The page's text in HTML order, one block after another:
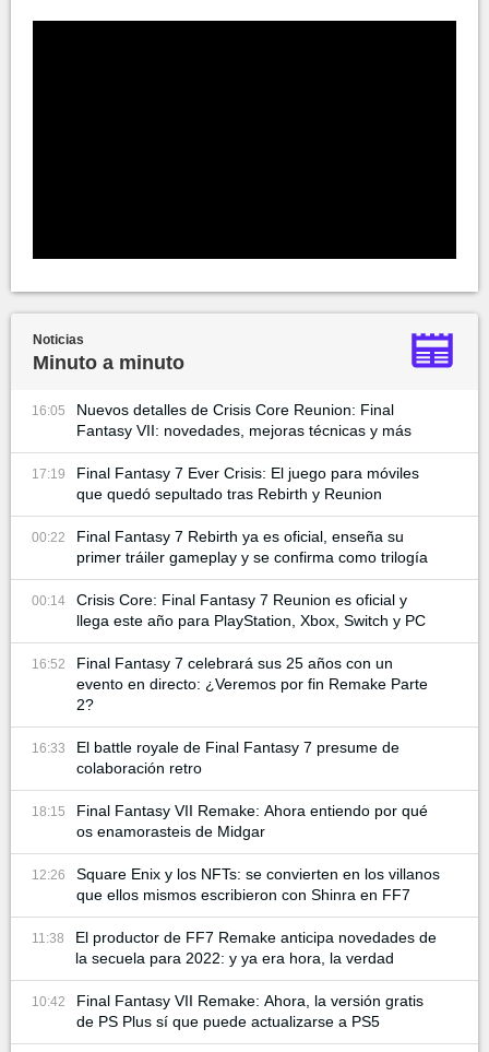
Noticias
Minuto a minuto
16:05
Nuevos detalles de Crisis Core Reunion: Final
Fantasy VII: novedades, mejoras técnicas y más
17:19
Final Fantasy 7 Ever Crisis: El juego para móviles
que quedó sepultado tras Rebirth y Reunion
00:22
Final Fantasy 7 Rebirth ya es oficial, enseña su
primer tráiler gameplay y se confirma como trilogía
00:14
Crisis Core: Final Fantasy 7 Reunion es oficial y
llega este año para PlayStation, Xbox, Switch y PC
16:52
Final Fantasy 7 celebrará sus 25 años con un
evento en directo: ¿Veremos por fin Remake Parte
2?
16:33
El battle royale de Final Fantasy 7 presume de
colaboración retro
18:15
Final Fantasy VII Remake: Ahora entiendo por qué
os enamorasteis de Midgar
12:26
Square Enix y los NFTs: se convierten en los villanos
que ellos mismos escribieron con Shinra en FF7
11:38
El productor de FF7 Remake anticipa novedades de
la secuela para 2022: y ya era hora, la verdad
10:42
Final Fantasy VII Remake: Ahora, la versión gratis
de PS Plus sí que puede actualizarse a PS5